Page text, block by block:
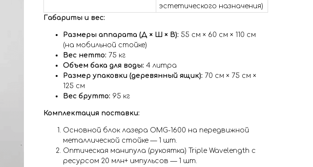
эстетического назначения)
Габариты и вес:
Размеры аппарата (Д × Ш × В): 55 см × 60 см × 110 см
(на мобильной стойке)
Вес нетто: 75 кг
Объем бака для воды: 4 литра
Размер упаковки (деревянный ящик): 70 см × 75 см ×
125 см
Вес брутто: 95 кг
Комплектация поставки:
Основной блок лазера OMG-1600 на передвижной
металлической стойке — 1 шт.
Оптическая манипула (рукоятка) Triple Wavelength с
ресурсом 20 млн+ импульсов — 1 шт.